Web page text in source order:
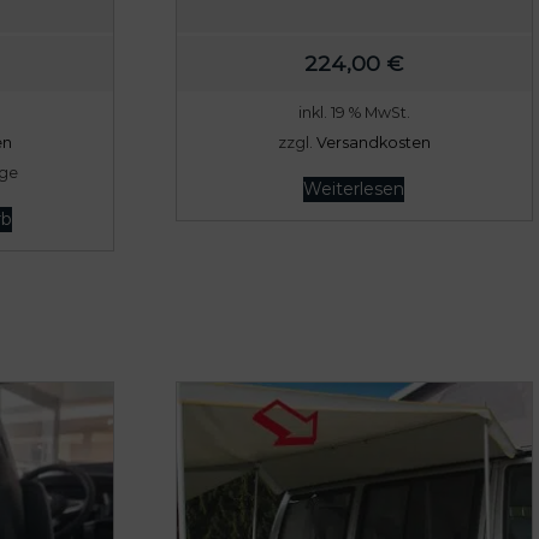
224,00 €
inkl. 19 % MwSt.
zzgl. Versandkosten
Weiterlesen